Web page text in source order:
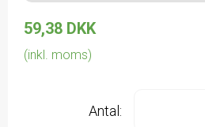
59,38 DKK
(inkl. moms)
Antal: